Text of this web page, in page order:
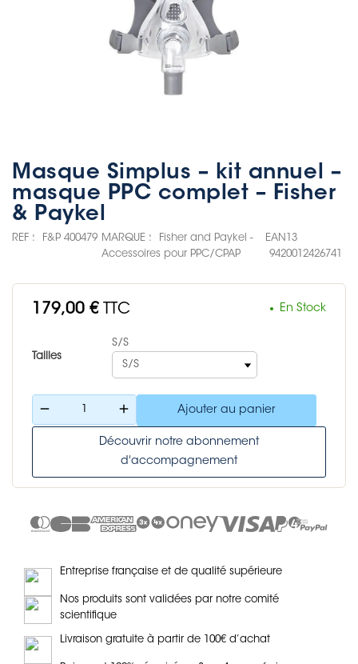
Masque Simplus – kit annuel –
masque PPC complet – Fisher
& Paykel
REF : F&P 400479 MARQUE :
Fisher and Paykel -
Accessoires pour PPC/CPAP
EAN13
9420012426741
179,00 € TTC En Stock
Tailles
S/S
remove add Ajouter au panier
Découvrir notre abonnement
d'accompagnement
Entreprise française et de qualité supérieure
Nos produits sont validées par notre comité
scientifique
Livraison gratuite à partir de 100€ d’achat